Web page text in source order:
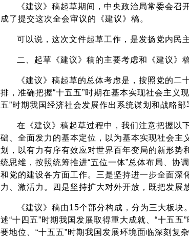
《建议》稿起草期间，中央政治局常委会
成了提交这次全会审议的《建议》稿。
可以说，这次文件起草工作，是发扬党内民
二、起草《建议》稿的主要考虑和《建议》
《建议》稿起草的总体考虑是，按照党的二
排，准确把握“十五五”时期在基本实现社会主义
五”时期我国经济社会发展作出系统谋划和战略部
在《建议》稿起草过程中，我们注意把握以
础、全面发力的基本定位，以为基本实现社会主
划，以有力有序有效应对世界百年变局的新形势
统思维，按照统筹推进“五位一体”总体布局、协
和党的建设各方面工作。三是坚持进一步全面深
力、激活力。四是坚持扩大对外开放，既把发展
《建议》稿由15个部分构成，分为三大板
述“十四五”时期我国发展取得重大成就、“十五
要地位、“十五五”时期我国发展环境面临深刻复